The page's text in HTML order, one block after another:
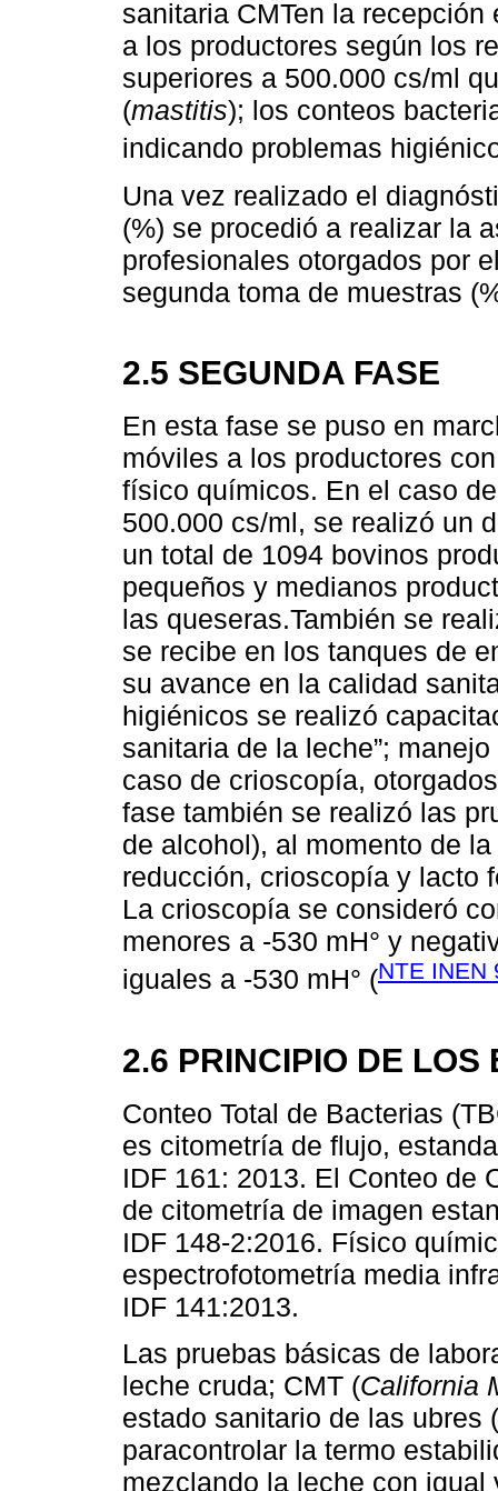
sanitaria CMTen la
a los productores según los
superiores a 500.000 cs/ml
(mastitis); los conteos
indicando problemas
Una vez realizado el
(%) se procedió a realizar la
profesionales otorgados por
segunda toma de muestras
2.5 SEGUNDA FASE
En esta fase se puso en
móviles a los productores
físico químicos. En el caso
500.000 cs/ml, se realizó un
un total de 1094 bovinos
pequeños y medianos
las queseras.También se
se recibe en los tanques de
su avance en la calidad
higiénicos se realizó
sanitaria de la leche”;
caso de crioscopía,
fase también se realizó las
de alcohol), al momento de
reducción, crioscopía y lacto
La crioscopía se consideró
menores a -530 mH° y
iguales a -530 mH° (NTE INEN
2.6 PRINCIPIO DE LOS
Conteo Total de Bacterias
es citometría de flujo,
IDF 161: 2013. El Conteo de
de citometría de imagen
IDF 148-2:2016. Físico
espectrofotometría media
IDF 141:2013.
Las pruebas básicas de
leche cruda; CMT (California
estado sanitario de las ubres (
paracontrolar la termo
mezclando la leche con